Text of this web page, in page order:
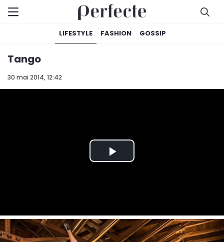
LIFESTYLE FASHION GOSSIP
30 mai 2014, 12:42
Tango